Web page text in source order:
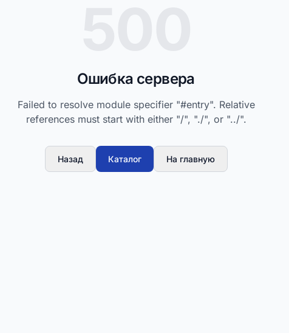
Ошибка сервера
Failed to resolve module specifier "#entry". Relative
references must start with either "/", "./", or "../".
Назад Каталог На главную